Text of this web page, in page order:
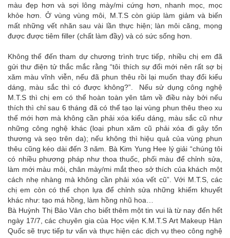
màu đẹp hơn và sợi lông mày/mi cứng hơn, nhanh mọc, mọc
khỏe hơn. Ở vùng vùng môi, M.T.S còn giúp làm giảm và biến
mất những vết nhăn sau vài lần thực hiện; làn môi căng, mọng
được được tiêm filler (chất làm đầy) và có sức sống hơn.
Không thể đến tham dự chương trình trực tiếp, nhiều chị em đã
gửi thư điện tử thắc mắc rằng “tôi thích sự đổi mới nên rất sợ bị
xăm màu vĩnh viễn, nếu đã phun thêu rồi lại muốn thay đổi kiểu
dáng, màu sắc thì có được không?”. Nếu sử dụng công nghệ
M.T.S thì chị em có thể hoàn toàn yên tâm về điều này bởi nếu
thích thì chỉ sau 6 tháng đã có thể tạo lại vùng phun thêu theo xu
thế mới hơn mà không cần phải xóa kiểu dáng, màu sắc cũ như
những công nghệ khác (loại phun xăm cũ phải xóa đi gây tổn
thương và sẹo trên da); nếu không thì hiệu quả của vùng phun
thêu cũng kéo dài đến 3 năm. Bà Kim Yung Hee lý giải “chúng tôi
có nhiều phương pháp như thoa thuốc, phối màu để chỉnh sửa,
làm mới màu môi, chân mày/mi mắt theo sở thích của khách một
cách nhẹ nhàng mà không cần phải xóa vết cũ”. Với M.T.S, các
chị em còn có thể chọn lựa để chỉnh sửa những khiếm khuyết
khác như: tạo má hồng, làm hồng nhũ hoa…
Bà Huỳnh Thị Bảo Vân cho biết thêm một tin vui là từ nay đến hết
ngày 17/7, các chuyên gia của Học viện K.M.T.S Art Makeup Hàn
Quốc sẽ trực tiếp tư vấn và thực hiện các dịch vụ theo công nghệ